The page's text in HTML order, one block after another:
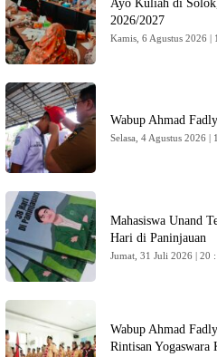
Ayo Kuliah di
2026/2027
Kamis, 6 Agustus 2026 |
Wabup Ahmad
Selasa, 4 Agustus 2026 |
Mahasiswa Unand
Hari di Paninjauan
Jumat, 31 Juli 2026 | 20
Wabup Ahmad
Rintisan Yogaswara